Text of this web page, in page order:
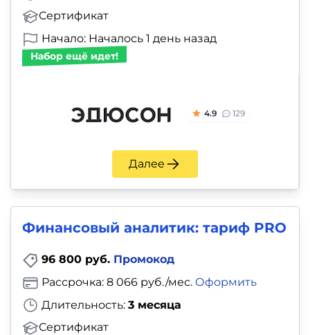
Сертификат
Начало: Началось 1 день назад
Набор ещё идет!
4.9 129
Далее
Финансовый аналитик: тариф PRO
96 800 руб. Промокод
Длительность: 3 месяца
Сертификат
Рассрочка: 8 066 руб./мес. Оформить